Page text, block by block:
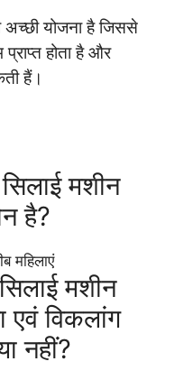
अच्छी योजना है जिससे
होता है और
हैं।
मशीन
है?
महिलाएं
मशीन
एवं विकलांग
नहीं?